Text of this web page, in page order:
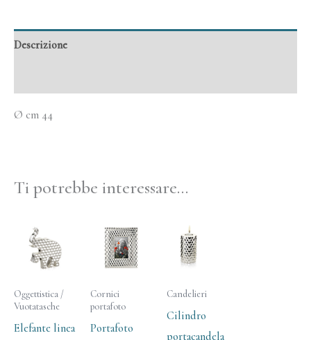
Descrizione
Ø cm 44
Ti potrebbe interessare…
Oggettistica /
Vuotatasche
Elefante linea
Cornici
portafoto
Portafoto
Candelieri
Cilindro
portacandela